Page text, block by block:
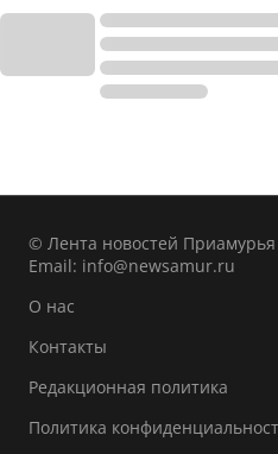
© Лента новостей Приамурья
Email: info@newsamur.ru
О нас
Контакты
Редакционная политика
Политика